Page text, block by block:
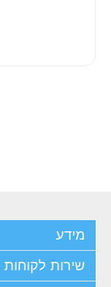
מידע
שירות לקוחות